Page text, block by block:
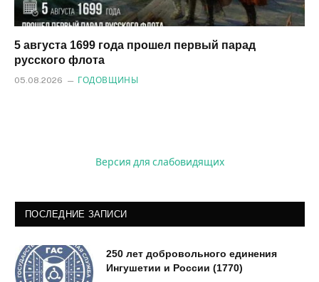
5 августа 1699 года прошел первый парад
русского флота
05.08.2026 ГОДОВЩИНЫ
Версия для слабовидящих
ПОСЛЕДНИЕ ЗАПИСИ
250 лет добровольного единения
Ингушетии и России (1770)